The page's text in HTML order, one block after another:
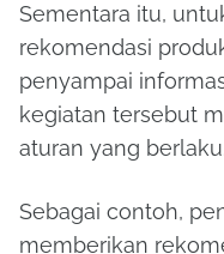
Sementara itu,
rekomendasi
penyampai
kegiatan tersebut
aturan yang
Sebagai contoh,
memberikan